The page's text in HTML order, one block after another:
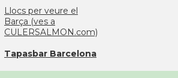
Llocs per veure el
Barça (ves a
CULERSALMON.com)
Tapasbar Barcelona